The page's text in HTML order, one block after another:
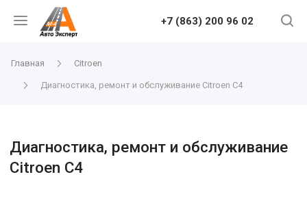
+7 (863) 200 96 02
Главная Citroen
Диагностика, ремонт и обслуживание Citroen C4
Диагностика, ремонт и обслуживание
Citroen C4